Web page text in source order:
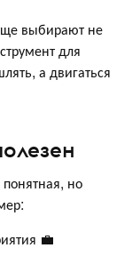
выбирают не
для
а двигаться
но
💼